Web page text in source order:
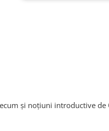
și noțiuni introductive